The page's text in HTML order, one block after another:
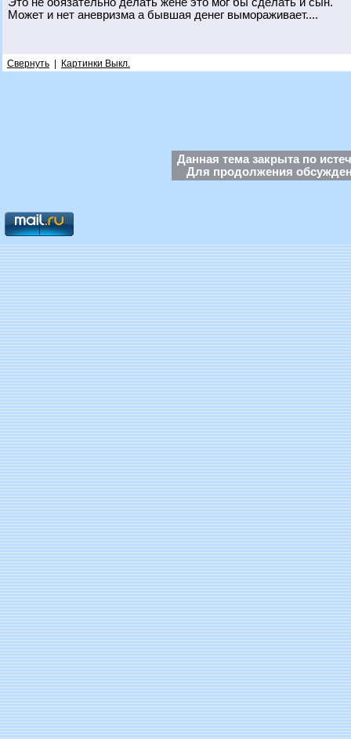
Может и нет аневризма а бывшая денег вымораживает....
Свернуть Картинки Выкл.
Данная тема закрыта по
Для продолжения